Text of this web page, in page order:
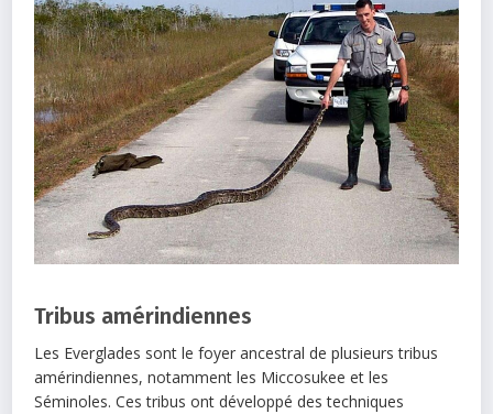
Tribus amérindiennes
Les Everglades sont le foyer ancestral de plusieurs tribus
amérindiennes, notamment les Miccosukee et les
Séminoles. Ces tribus ont développé des techniques